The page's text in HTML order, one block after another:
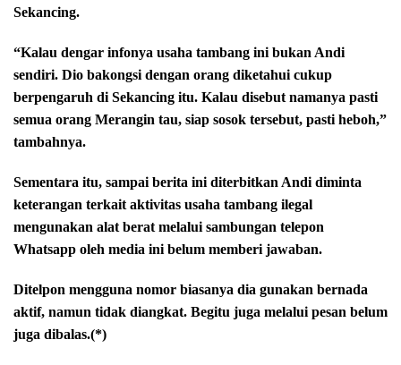
Sekancing.
“Kalau dengar infonya usaha tambang ini bukan Andi
sendiri. Dio bakongsi dengan orang diketahui cukup
berpengaruh di Sekancing itu. Kalau disebut namanya pasti
semua orang Merangin tau, siap sosok tersebut, pasti heboh,”
tambahnya.
Sementara itu, sampai berita ini diterbitkan Andi diminta
keterangan terkait aktivitas usaha tambang ilegal
mengunakan alat berat melalui sambungan telepon
Whatsapp oleh media ini belum memberi jawaban.
Ditelpon mengguna nomor biasanya dia gunakan bernada
aktif, namun tidak diangkat. Begitu juga melalui pesan belum
juga dibalas.(*)